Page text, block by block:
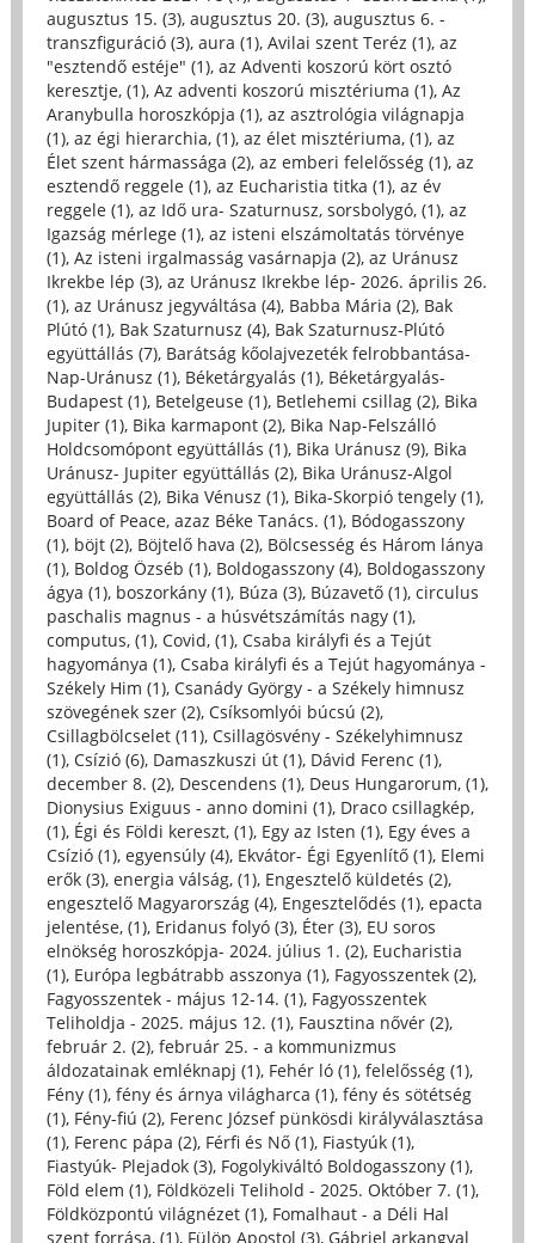
augusztus 15. (3), augusztus 20. (3), augusztus 6. -
transzfiguráció (3), aura (1), Avilai szent Teréz (1), az
"esztendő estéje" (1), az Adventi koszorú kört osztó
keresztje, (1), Az adventi koszorú misztériuma (1), Az
Aranybulla horoszkópja (1), az asztrológia világnapja
(1), az égi hierarchia, (1), az élet misztériuma, (1), az
Élet szent hármassága (2), az emberi felelősség (1), az
esztendő reggele (1), az Eucharistia titka (1), az év
reggele (1), az Idő ura- Szaturnusz, sorsbolygó, (1), az
Igazság mérlege (1), az isteni elszámoltatás törvénye
(1), Az isteni irgalmasság vasárnapja (2), az Uránusz
Ikrekbe lép (3), az Uránusz Ikrekbe lép- 2026. április 26.
(1), az Uránusz jegyváltása (4), Babba Mária (2), Bak
Plútó (1), Bak Szaturnusz (4), Bak Szaturnusz-Plútó
együttállás (7), Barátság kőolajvezeték felrobbantása-
Nap-Uránusz (1), Béketárgyalás (1), Béketárgyalás-
Budapest (1), Betelgeuse (1), Betlehemi csillag (2), Bika
Jupiter (1), Bika karmapont (2), Bika Nap-Felszálló
Holdcsomópont együttállás (1), Bika Uránusz (9), Bika
Uránusz- Jupiter együttállás (2), Bika Uránusz-Algol
együttállás (2), Bika Vénusz (1), Bika-Skorpió tengely (1),
Board of Peace, azaz Béke Tanács. (1), Bódogasszony
(1), böjt (2), Böjtelő hava (2), Bölcsesség és Három lánya
(1), Boldog Özséb (1), Boldogasszony (4), Boldogasszony
ágya (1), boszorkány (1), Búza (3), Búzavető (1), circulus
paschalis magnus - a húsvétszámítás nagy (1),
computus, (1), Covid, (1), Csaba királyfi és a Tejút
hagyománya (1), Csaba királyfi és a Tejút hagyománya -
Székely Him (1), Csanády György - a Székely himnusz
szövegének szer (2), Csíksomlyói búcsú (2),
Csillagbölcselet (11), Csillagösvény - Székelyhimnusz
(1), Csízió (6), Damaszkuszi út (1), Dávid Ferenc (1),
december 8. (2), Descendens (1), Deus Hungarorum, (1),
Dionysius Exiguus - anno domini (1), Draco csillagkép,
(1), Égi és Földi kereszt, (1), Egy az Isten (1), Egy éves a
Csízió (1), egyensúly (4), Ekvátor- Égi Egyenlítő (1), Elemi
erők (3), energia válság, (1), Engesztelő küldetés (2),
engesztelő Magyarország (4), Engesztelődés (1), epacta
jelentése, (1), Eridanus folyó (3), Éter (3), EU soros
elnökség horoszkópja- 2024. július 1. (2), Eucharistia
(1), Európa legbátrabb asszonya (1), Fagyosszentek (2),
Fagyosszentek - május 12-14. (1), Fagyosszentek
Teliholdja - 2025. május 12. (1), Fausztina nővér (2),
február 2. (2), február 25. - a kommunizmus
áldozatainak emléknapj (1), Fehér ló (1), felelősség (1),
Fény (1), fény és árnya világharca (1), fény és sötétség
(1), Fény-fiú (2), Ferenc József pünkösdi királyválasztása
(1), Ferenc pápa (2), Férfi és Nő (1), Fiastyúk (1),
Fiastyúk- Plejadok (3), Fogolykiváltó Boldogasszony (1),
Föld elem (1), Földközeli Telihold - 2025. Október 7. (1),
Földközpontú világnézet (1), Fomalhaut - a Déli Hal
szent forrása, (1), Fülöp Apostol (3), Gábriel arkangyal